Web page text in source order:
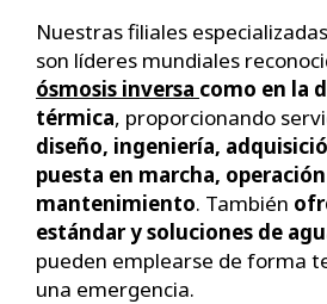
Nuestras filiales especializadas
son líderes mundiales
ósmosis inversa como en la
térmica, proporcionando
diseño, ingeniería,
puesta en marcha,
mantenimiento. También
estándar y soluciones de
pueden emplearse de forma
una emergencia.